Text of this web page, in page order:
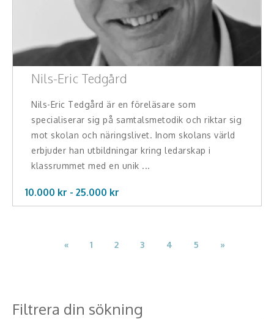
Nils-Eric Tedgård
Nils-Eric Tedgård är en föreläsare som
specialiserar sig på samtalsmetodik och riktar sig
mot skolan och näringslivet. Inom skolans värld
erbjuder han utbildningar kring ledarskap i
klassrummet med en unik ...
10.000 kr - 25.000 kr
« 1 2 3 4 5 »
Filtrera din sökning